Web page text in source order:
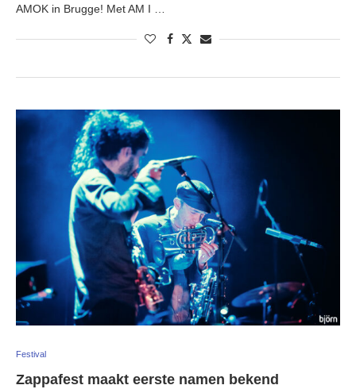
AMOK in Brugge! Met AM I …
Festival
Zappafest maakt eerste namen bekend